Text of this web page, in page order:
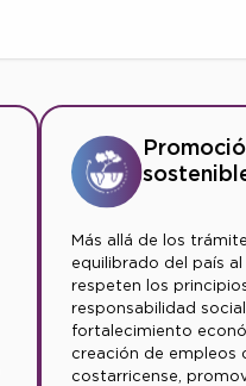
Más allá de los
equilibrado del país
respeten los
responsabilidad
fortalecimiento
creación de empleos
costarricense,